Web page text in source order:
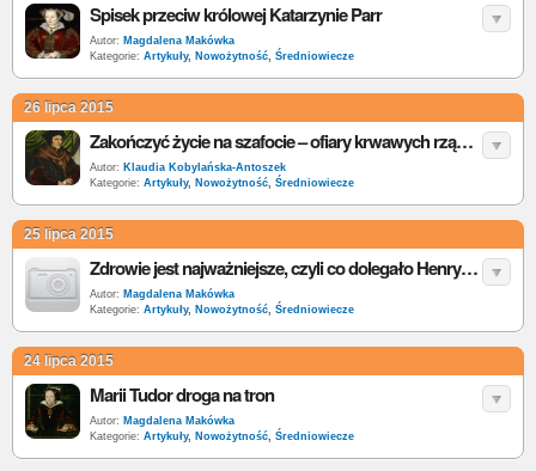
Spisek przeciw królowej Katarzynie Parr
Autor: Magdalena Makówka
Kategorie: Artykuły, Nowożytność, Średniowiecze
26 lipca 2015
Zakończyć życie na szafocie – ofiary krwawych rządów Tudorów
Autor: Klaudia Kobylańska-Antoszek
Kategorie: Artykuły, Nowożytność, Średniowiecze
25 lipca 2015
Zdrowie jest najważniejsze, czyli co dolegało Henrykowi VIII
Autor: Magdalena Makówka
Kategorie: Artykuły, Nowożytność, Średniowiecze
24 lipca 2015
Marii Tudor droga na tron
Autor: Magdalena Makówka
Kategorie: Artykuły, Nowożytność, Średniowiecze